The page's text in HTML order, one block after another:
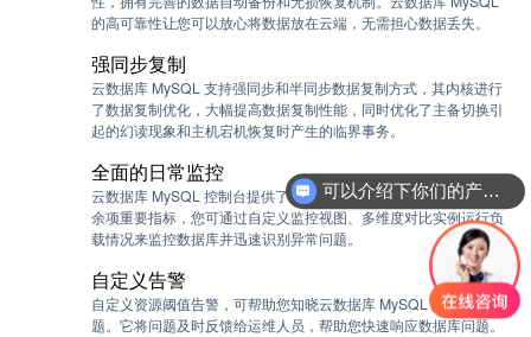
的高可靠性让您可以放心将数据放在云端，无需担心数据丢失。
强同步复制
云数据库 MySQL 支持强同步和半同步数据复制方式，其内核进行
了数据复制优化，大幅提高数据复制性能，同时优化了主备切换引
起的幻读现象和主机宕机恢复时产生的临界事务。
全面的日常监控
云数据库 MySQL 控制台提供了覆盖连接访问、数据库负载等七十
余项重要指标，您可通过自定义监控视图、多维度对比实例运行负
载情况来监控数据库并迅速识别异常问题。
自定义告警
自定义资源阈值告警，可帮助您知晓云数据库 MySQL 运行中的问
题。它将问题及时反馈给运维人员，帮助您快速响应数据库问题。
可以介绍下你们的产品么？